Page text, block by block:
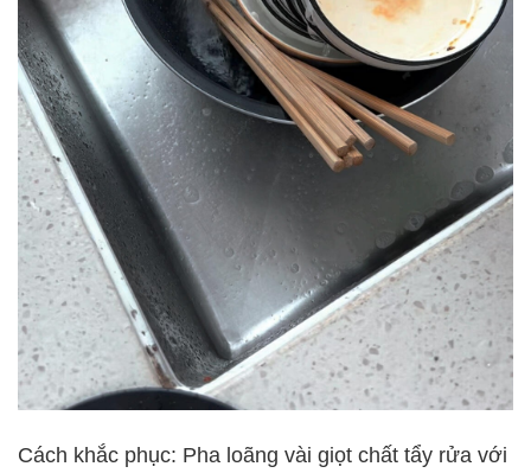
Cách khắc phục: Pha loãng vài giọt chất tẩy rửa với